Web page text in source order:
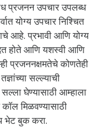
प्रजनन उपचार उपलब्ध
योग्य उपचार निश्चित
आहे. प्रभावी आणि योग्य
होते आणि यशस्वी आणि
प्रजननक्षमतेचे कोणतेही
सल्‍ल्‍याची
घेण्यासाठी आम्हाला
मिळवण्यासाठी
भेट बुक करा.